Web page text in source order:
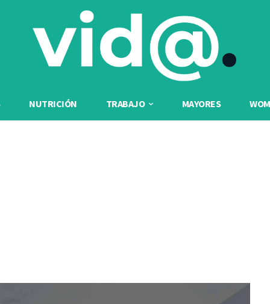
NUTRICIÓN TRABAJO MAYORES